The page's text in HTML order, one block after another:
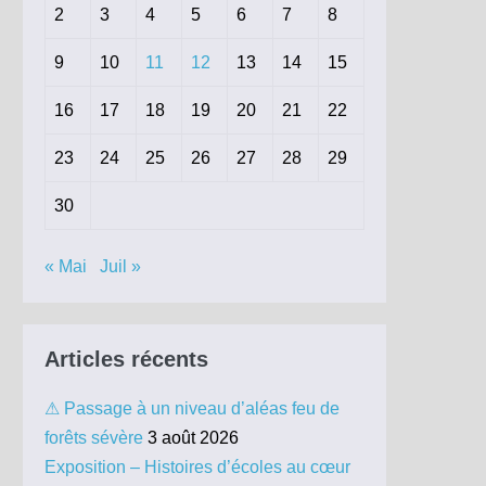
2 3 4 5 6 7 8
9 10 11 12 13 14 15
16 17 18 19 20 21 22
23 24 25 26 27 28 29
30
« Mai Juil »
Articles récents
⚠ Passage à un niveau d’aléas feu de
forêts sévère 3 août 2026
Exposition – Histoires d’écoles au cœur